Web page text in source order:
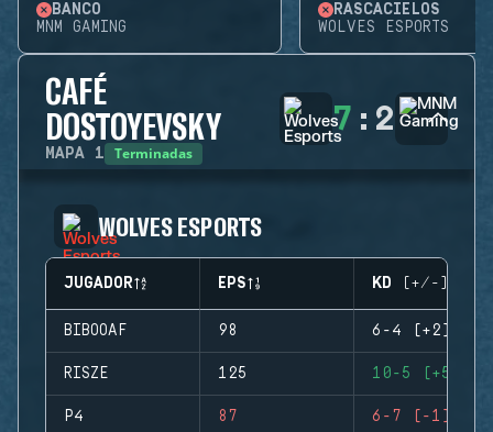
BANCO
MNM GAMING
RASCACIELOS
WOLVES ESPORTS
CAFÉ
DOSTOYEVSKY
MAPA 1 Terminadas
7 : 2
WOLVES ESPORTS
JUGADOR EPS KD (+/-)
BIBOOAF 98 6-4 (+2)
RISZE 125 10-5 (+5)
P4 87 6-7 (-1)